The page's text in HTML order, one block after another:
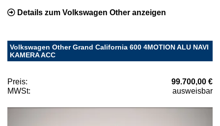
Details zum Volkswagen Other anzeigen
Volkswagen Other Grand California 600 4MOTION ALU NAVI
KAMERA ACC
Preis:
99.700,00 €
MWSt:
ausweisbar